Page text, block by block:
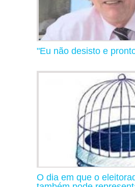
"Eu não desisto e
O dia em que o